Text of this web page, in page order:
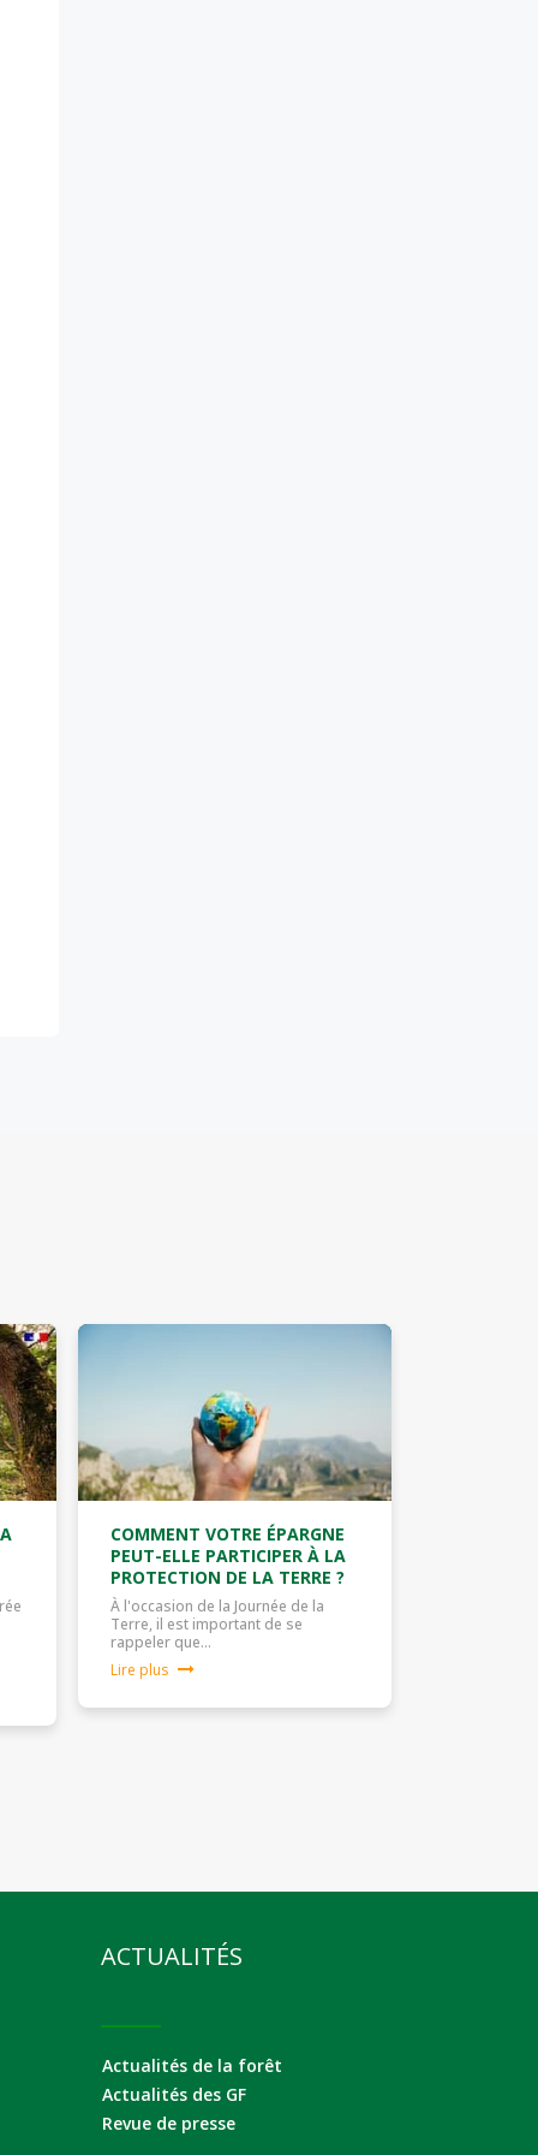
COMMENT VOTRE ÉPARGNE
PEUT-ELLE PARTICIPER À LA
PROTECTION DE LA TERRE ?
À l'occasion de la Journée de la
Terre, il est important de se
rappeler que…
Lire plus
ACTUALITÉS
Actualités de la forêt
Actualités des GF
Revue de presse